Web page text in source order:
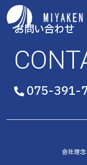
お問い合わせ
075-391-
会社理念